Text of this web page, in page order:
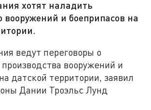
хотят наладить
вооружений и боеприпасов на
ведут переговоры о
вооружений и
датской территории, заявил
Дании Троэльс Лунд